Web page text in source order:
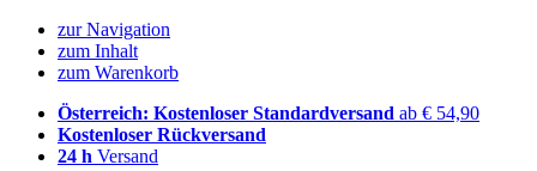
zur Navigation
zum Inhalt
zum Warenkorb
Österreich: Kostenloser Standardversand ab € 54,90
Kostenloser Rückversand
24 h Versand